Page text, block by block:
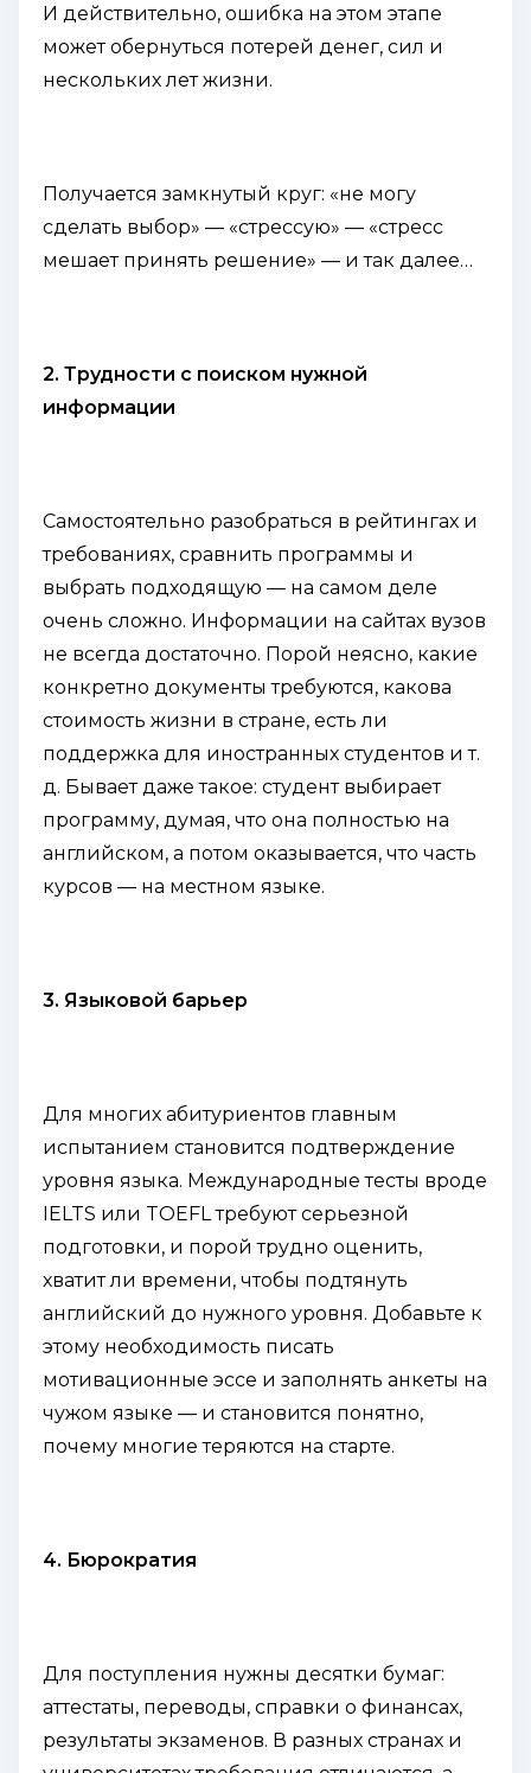
И действительно, ошибка на этом этапе
может обернуться потерей денег, сил и
нескольких лет жизни.
Получается замкнутый круг: «не могу
сделать выбор» — «стрессую» — «стресс
мешает принять решение» — и так далее…
2. Трудности с поиском нужной
информации
Самостоятельно разобраться в рейтингах и
требованиях, сравнить программы и
выбрать подходящую — на самом деле
очень сложно. Информации на сайтах вузов
не всегда достаточно. Порой неясно, какие
конкретно документы требуются, какова
стоимость жизни в стране, есть ли
поддержка для иностранных студентов и т.
д. Бывает даже такое: студент выбирает
программу, думая, что она полностью на
английском, а потом оказывается, что часть
курсов — на местном языке.
3. Языковой барьер
Для многих абитуриентов главным
испытанием становится подтверждение
уровня языка. Международные тесты вроде
IELTS или TOEFL требуют серьезной
подготовки, и порой трудно оценить,
хватит ли времени, чтобы подтянуть
английский до нужного уровня. Добавьте к
этому необходимость писать
мотивационные эссе и заполнять анкеты на
чужом языке — и становится понятно,
почему многие теряются на старте.
4. Бюрократия
Для поступления нужны десятки бумаг:
аттестаты, переводы, справки о финансах,
результаты экзаменов. В разных странах и